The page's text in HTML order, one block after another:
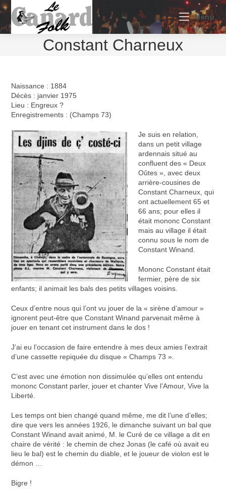
Skip
to
content
Menu
Constant Charneux
Naissance : 1884
Décès : janvier 1975
Lieu : Engreux ?
Enregistrements : (Champs 73)
Je suis en relation,
dans un petit village
ardennais situé au
confluent des « Deux
Oûtes », avec deux
arrière-cousines de
Constant Charneux, qui
ont actuellement 65 et
66 ans; pour elles il
était mononc Constant
mais au village il était
connu sous le nom de
Constant Winand.
Mononc Constant était
fermier, père de six
enfants; il animait les bals des petits villages voisins.
Ceux d’entre nous qui l’ont vu jouer de la « sirène d’amour »
ignorent peut-être que Constant Winand parvenait même à
jouer en tenant cet instrument dans le dos !
J’ai eu l’occasion de faire entendre à mes deux amies l’extrait
d’une cassette repiquée du disque « Champs 73 ».
C’est avec une émotion non dissimulée qu’elles ont entendu
mononc Constant parler, jouer et chanter Vive l’Amour, Vive la
Liberté.
Les temps ont bien changé quand même, me dit l’une d’elles;
dire que vers les années 1926, le dimanche suivant un bal que
Constant Winand avait animé, M. le Curé de ce village a dit en
chaire de vérité : le chemin de chez Jonas (le café où avait eu
lieu le bal) est le chemin du diable, et le joueur de violon est le
démon …
Bigre !